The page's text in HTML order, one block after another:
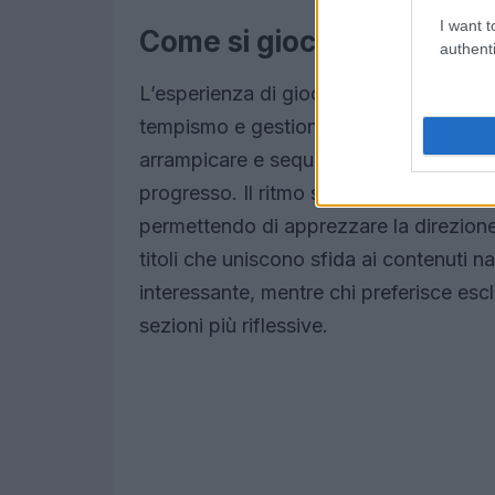
I want
Come si gioca:
L’esperienza di gioco combina
tempismo e gestione delle risorse. Le
arrampicare e sequenze stealth
progresso. Il ritmo spesso alterna
permettendo di apprezzare la
titoli che uniscono sfida ai contenuti
interessante, mentre chi preferisce
sezioni più riflessive.